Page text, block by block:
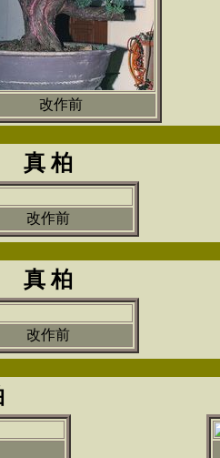
改作前
真 柏
改作前
真 柏
改作前